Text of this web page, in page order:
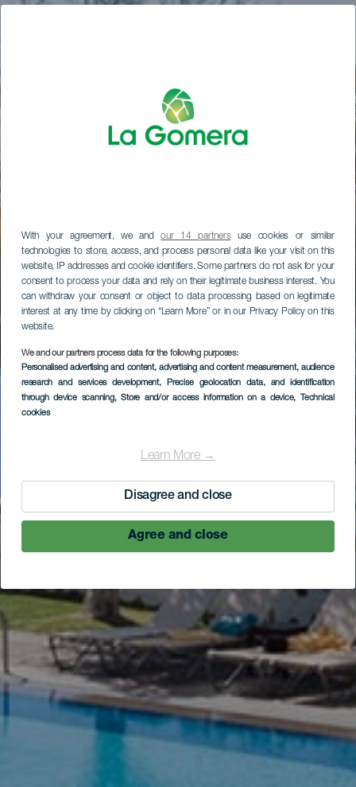
With your agreement, we andour 14 partnersuse cookies or similar
technologies to store, access, and process personal data like your visit on this
website, IP addresses and cookie identifiers. Some partners do not ask for your
consent to process your data and rely on their legitimate business interest. You
can withdraw your consent or object to data processing based on legitimate
interest at any time by clicking on “Learn More” or in our Privacy Policy on this
website.
We and our partners process data for the following purposes:
Personalised advertising and content, advertising and content measurement, audience
research and services development, Precise geolocation data, and identification
through device scanning, Store and/or access information on a device, Technical
cookies
Learn More →
Disagree and close
Agree and close
Parador de La
Gomera